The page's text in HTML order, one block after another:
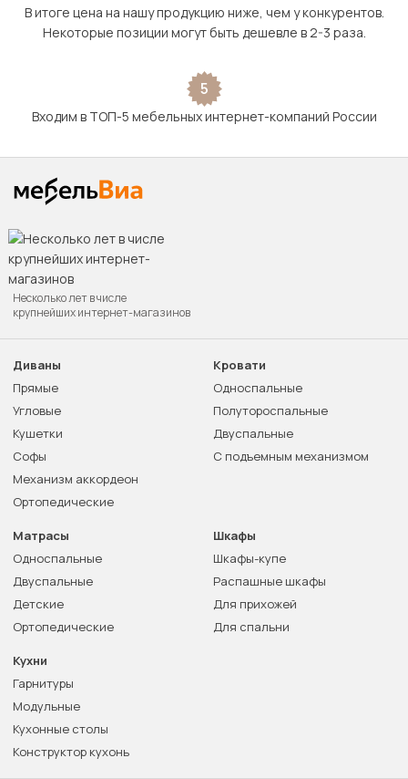
В итоге цена на нашу продукцию ниже, чем у конкурентов.
Некоторые позиции могут быть дешевле в 2-3 раза.
5
Входим в ТОП-5 мебельных интернет-компаний России
Несколько лет в числе
крупнейших интернет-магазинов
Диваны
Прямые
Угловые
Кушетки
Софы
Механизм аккордеон
Ортопедические
Кровати
Односпальные
Полутороспальные
Двуспальные
С подъемным механизмом
Матрасы
Односпальные
Двуспальные
Детские
Ортопедические
Шкафы
Шкафы-купе
Распашные шкафы
Для прихожей
Для спальни
Кухни
Гарнитуры
Модульные
Кухонные столы
Конструктор кухонь